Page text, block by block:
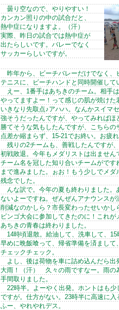
曇り空なので、やりやすい！
カンカン照りの中の試合だと、
熱中症になりますよ。（汗）
実際、昨日の試合では熱中症が
出たらしいです。バレーでなく
サッカーらしいですが。
昨年から、ビーチバレーだけでなく、
テニスに、ビーチハンドと同時開催して
えー、1番手はあちきのチーム。相手
やってますよー！って感じの肌が焼けた
いきなり先取点♪アハハ。なんかスイマ
強そうだったんですが、やってみればほ
勝てそうな気もしたんですが、こちらの
点差か縮まらず、15-21でお終い。お疲
残りの2チームも、善戦したんですが
初戦敗退。今年もメダリストは出ません
チーム名を冠した知り合いチームがです
まで進みました。ぉお！もう少しでメダ
残念でした。
んな訳で。今年の夏も終わりました。
ないよーですね。ぜんぜんアナウンス
削減なのかしら？市長変わったせいか
ビンゴ大会に参加してきたのに！これが
あちきの青春は終わりました。
14時頃退散。給油して、洗車して、15
早めに晩飯喰って、帰省準備を済まして
チェックチェック。
よし、後は荷物を車に詰め込んだら出
大雨！（汗） 久々の雨ですなー。雨の
手間取りました。
22時半。よーやく出発。ホントはも少
ですが。仕方がない。23時半に高速に入
ふー、やれやれデス。